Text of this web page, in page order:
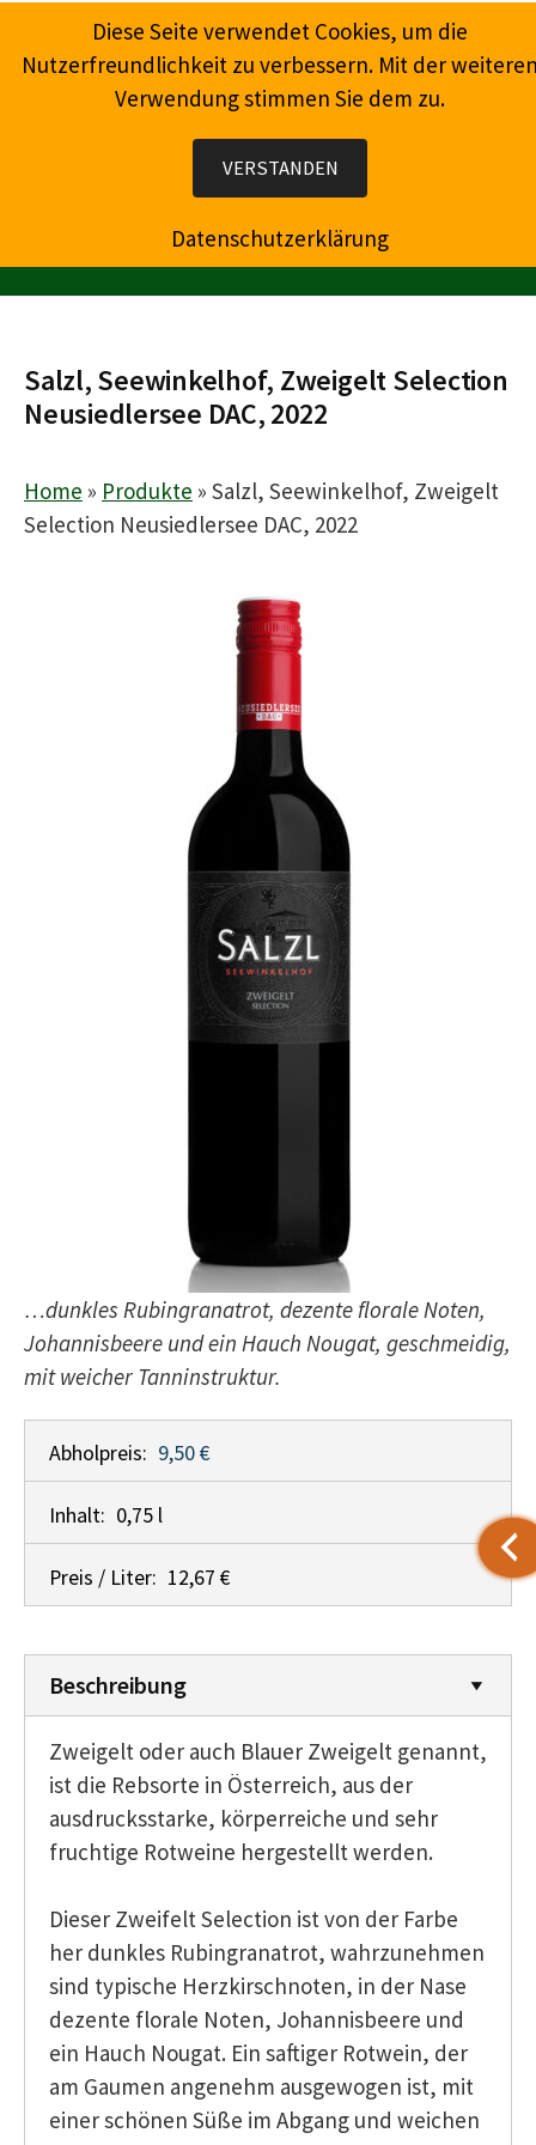
Inhalt
Wein, Champagner, Prosecco, Feinkost, Präsente
Salzl, Seewinkelhof, Zweigelt Selection
Neusiedlersee DAC, 2022
Home » Produkte » Salzl, Seewinkelhof, Zweigelt
Selection Neusiedlersee DAC, 2022
…dunkles Rubingranatrot, dezente florale Noten,
Johannisbeere und ein Hauch Nougat, geschmeidig,
mit weicher Tanninstruktur.
Abholpreis: 9,50 €
Inhalt: 0,75 l
Preis / Liter: 12,67 €
Beschreibung
Zweigelt oder auch Blauer Zweigelt genannt,
ist die Rebsorte in Österreich, aus der
ausdrucksstarke, körperreiche und sehr
fruchtige Rotweine hergestellt werden.
Dieser Zweifelt Selection ist von der Farbe
her dunkles Rubingranatrot, wahrzunehmen
sind typische Herzkirschnoten, in der Nase
dezente florale Noten, Johannisbeere und
ein Hauch Nougat. Ein saftiger Rotwein, der
am Gaumen angenehm ausgewogen ist, mit
einer schönen Süße im Abgang und weichen
Diese Seite verwendet Cookies, um die
Nutzerfreundlichkeit zu verbessern. Mit der
Verwendung stimmen Sie dem zu.
VERSTANDEN
Datenschutzerklärung